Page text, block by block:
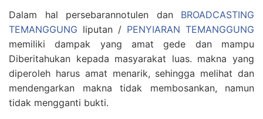
Dalam hal persebarannotulen dan BROADCASTING
TEMANGGUNG liputan / PENYIARAN TEMANGGUNG
memiliki dampak yang amat gede dan mampu
Diberitahukan kepada masyarakat luas. makna yang
diperoleh harus amat menarik, sehingga melihat dan
mendengarkan makna tidak membosankan, namun
tidak mengganti bukti.